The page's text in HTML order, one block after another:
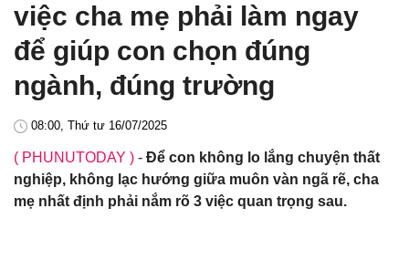
việc cha mẹ phải làm ngay
để giúp con chọn đúng
ngành, đúng trường
08:00, Thứ tư 16/07/2025
( PHUNUTODAY ) - Để con không lo lắng chuyện thất
nghiệp, không lạc hướng giữa muôn vàn ngã rẽ, cha
mẹ nhất định phải nắm rõ 3 việc quan trọng sau.